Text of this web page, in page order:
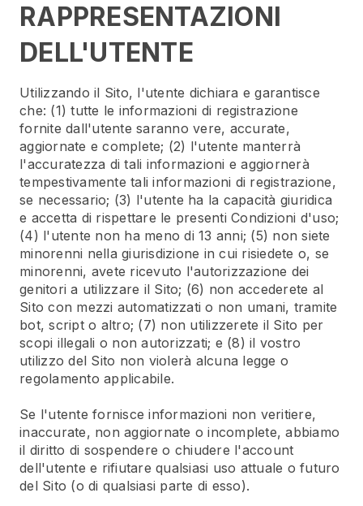
RAPPRESENTAZIONI
DELL'UTENTE
Utilizzando il Sito, l'utente dichiara e garantisce
che: (1) tutte le informazioni di registrazione
fornite dall'utente saranno vere, accurate,
aggiornate e complete; (2) l'utente manterrà
l'accuratezza di tali informazioni e aggiornerà
tempestivamente tali informazioni di registrazione,
se necessario; (3) l'utente ha la capacità giuridica
e accetta di rispettare le presenti Condizioni d'uso;
(4) l'utente non ha meno di 13 anni; (5) non siete
minorenni nella giurisdizione in cui risiedete o, se
minorenni, avete ricevuto l'autorizzazione dei
genitori a utilizzare il Sito; (6) non accederete al
Sito con mezzi automatizzati o non umani, tramite
bot, script o altro; (7) non utilizzerete il Sito per
scopi illegali o non autorizzati; e (8) il vostro
utilizzo del Sito non violerà alcuna legge o
regolamento applicabile.
Se l'utente fornisce informazioni non veritiere,
inaccurate, non aggiornate o incomplete, abbiamo
il diritto di sospendere o chiudere l'account
dell'utente e rifiutare qualsiasi uso attuale o futuro
del Sito (o di qualsiasi parte di esso).